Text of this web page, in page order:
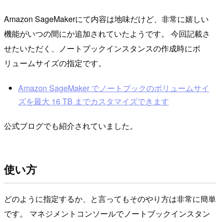
Amazon SageMakerにて内容は地味だけど、非常に嬉しい
機能がいつの間にか追加されていたようです。 今回記載さ
せたいただく、ノートブックインスタンスの作成時にボ
リュームサイズの指定です。
Amazon SageMaker でノートブックのボリュームサイ
ズを最大 16 TB までカスタマイズできます
公式ブログでも紹介されていました。
使い方
どのように指定するか、と言ってもそのやり方は非常に簡単
です。 マネジメントコンソールでノートブックインスタン